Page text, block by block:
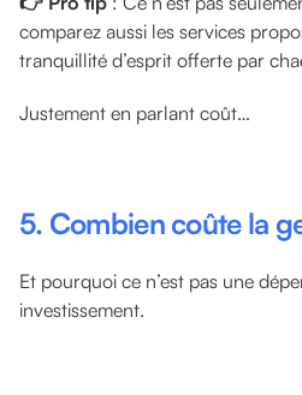
comparez aussi les services
tranquillité d’esprit offerte par
Justement en parlant coût…
5. Combien coûte la
Et pourquoi ce n’est pas une
investissement.